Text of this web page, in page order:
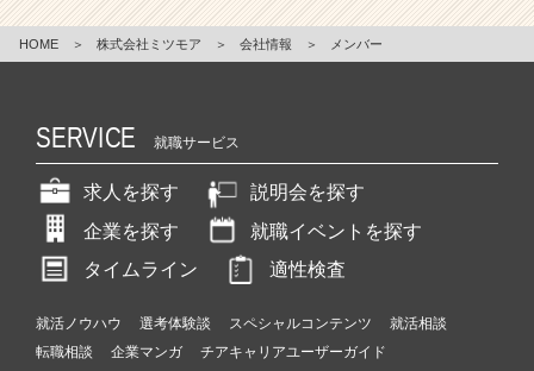
HOME ＞ 株式会社ミツモア ＞ 会社情報 ＞ メンバー
SERVICE 就職サービス
求人を探す
説明会を探す
企業を探す
就職イベントを探す
タイムライン
適性検査
就活ノウハウ 選考体験談 スペシャルコンテンツ
就活相談
転職相談
企業マンガ チアキャリアユーザーガイド